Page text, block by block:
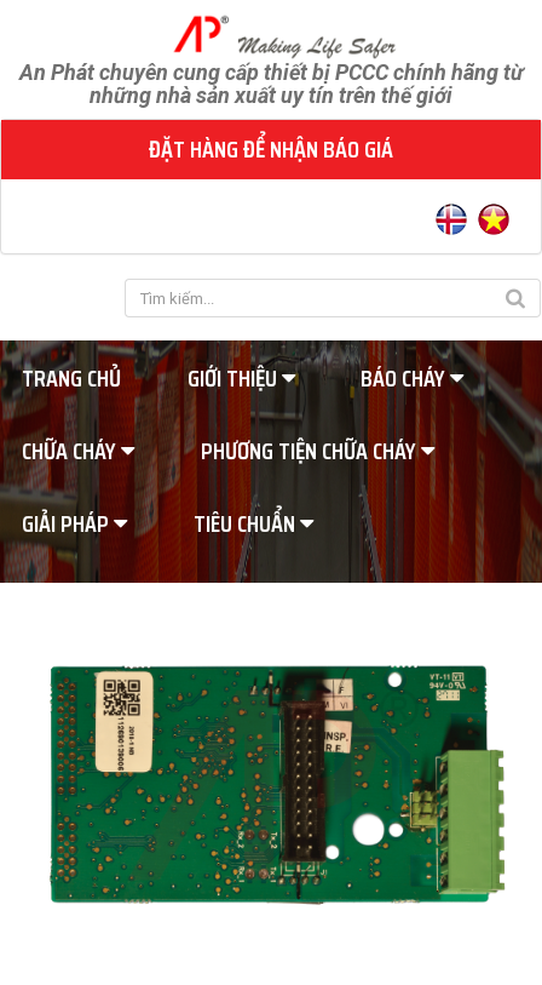
An Phát chuyên cung cấp thiết bị PCCC chính hãng từ
những nhà sản xuất uy tín trên thế giới
ĐẶT HÀNG ĐỂ NHẬN BÁO GIÁ
TRANG CHỦ GIỚI THIỆU
BÁO CHÁY
CHỮA CHÁY
PHƯƠNG TIỆN CHỮA CHÁY
GIẢI PHÁP
TIÊU CHUẨN